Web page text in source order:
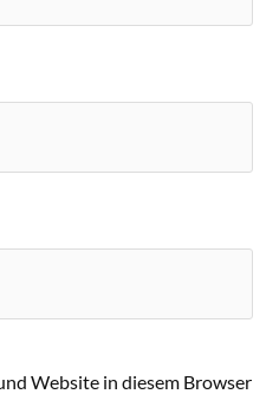
Website in diesem Browser